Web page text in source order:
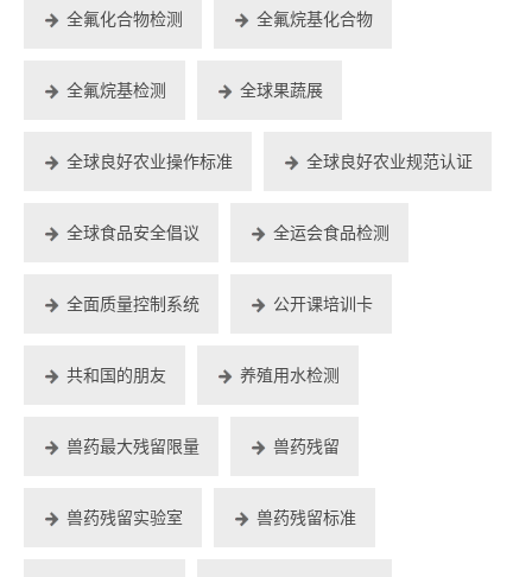
全氟化合物检测 全氟烷基化合物
全氟烷基检测 全球果蔬展
全球良好农业操作标准 全球良好农业规范认证
全球食品安全倡议 全运会食品检测
全面质量控制系统 公开课培训卡
共和国的朋友 养殖用水检测
兽药最大残留限量 兽药残留
兽药残留实验室 兽药残留标准